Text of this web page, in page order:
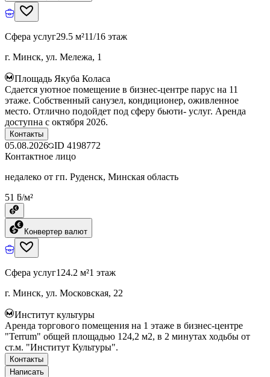
Сфера услуг29.5 м²11/16 этаж
г. Минск, ул. Мележа, 1
Площадь Якуба Коласа
Сдается уютное помещение в бизнес-центре парус на 11
этаже. Собственный санузел, кондиционер, оживленное
место. Отлично подойдет под сферу бьюти- услуг. Аренда
доступна с октября 2026.
Контакты
05.08.2026 ID 4198772
Контактное лицо
недалеко от гп. Руденск, Минская область
51 ƃ/м²
Конвертер валют
Сфера услуг124.2 м²1 этаж
г. Минск, ул. Московская, 22
Институт культуры
Аренда торгового помещения на 1 этаже в бизнес-центре
"Terrum" общей площадью 124,2 м2, в 2 минутах ходьбы от
ст.м. "Институт Культуры".
Контакты
Написать